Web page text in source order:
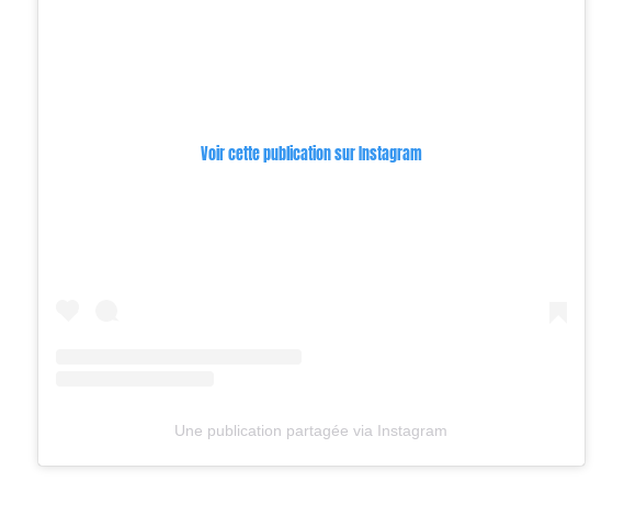
Voir cette publication sur Instagram
Une publication partagée via Instagram